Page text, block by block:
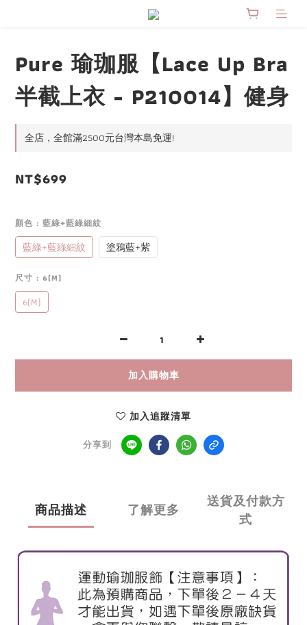
Pure 瑜珈服【Lace Up Bra
半截上衣 - P210014】健身
全店，全館滿2500元台灣本島免運!
NT$699
顏色 : 藍綠+藍綠細紋
藍綠+藍綠細紋 塗鴉藍+紫
尺寸 : 6(M)
6(M)
加入購物車
加入追蹤清單
分享到
商品描述 了解更多
送貨及付款方
式